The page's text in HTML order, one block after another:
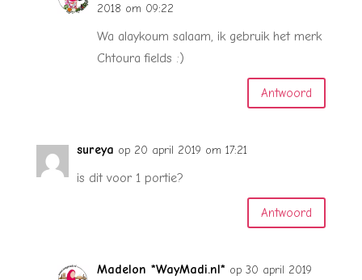
2018 om 09:22
Wa alaykoum salaam, ik gebruik het merk
Chtoura fields :)
Antwoord
sureya op 20 april 2019 om 17:21
is dit voor 1 portie?
Antwoord
Madelon *WayMadi.nl* op 30 april 2019